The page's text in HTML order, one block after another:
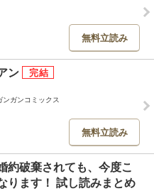
無料立読み
ン
ンガンコミックス
無料立読み
約破棄されても、今度こ
ります！ 試し読みまとめ